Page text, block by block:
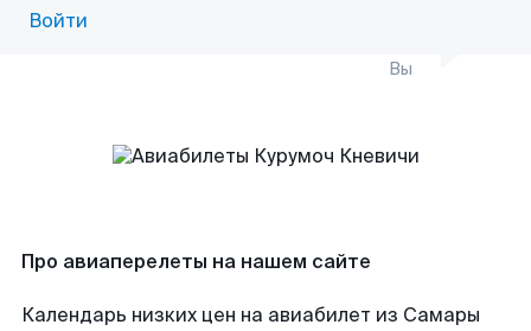
Войти
Вы
Про авиаперелеты на нашем сайте
Календарь низких цен на авиабилет из Самары